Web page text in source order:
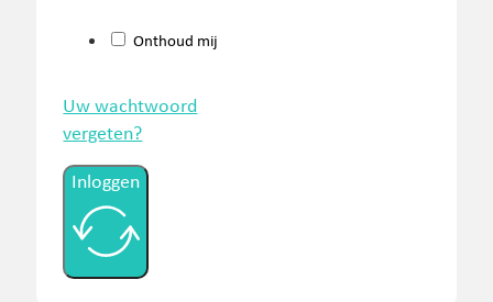
Onthoud mij
Uw wachtwoord
vergeten?
Inloggen